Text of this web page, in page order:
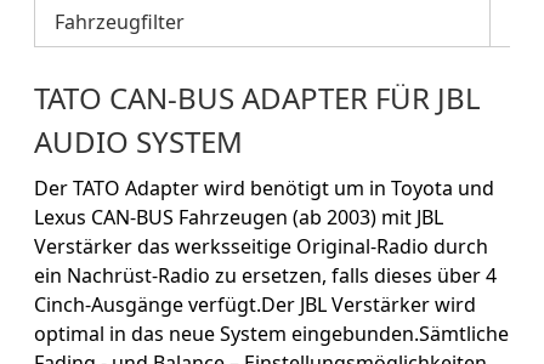
Fahrzeugfilter
TATO CAN-BUS ADAPTER FÜR JBL
AUDIO SYSTEM
Der TATO Adapter wird benötigt um in Toyota und
Lexus CAN-BUS Fahrzeugen (ab 2003) mit JBL
Verstärker das werksseitige Original-Radio durch
ein Nachrüst-Radio zu ersetzen, falls dieses über 4
Cinch-Ausgänge verfügt.Der JBL Verstärker wird
optimal in das neue System eingebunden.Sämtliche